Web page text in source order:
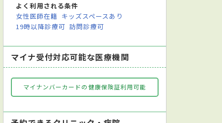
よく利用される条件
女性医師在籍 キッズスペースあり
19時以降診療可 訪問診療可
マイナ受付対応可能な医療機関
マイナンバーカードの健康保険証利用可能